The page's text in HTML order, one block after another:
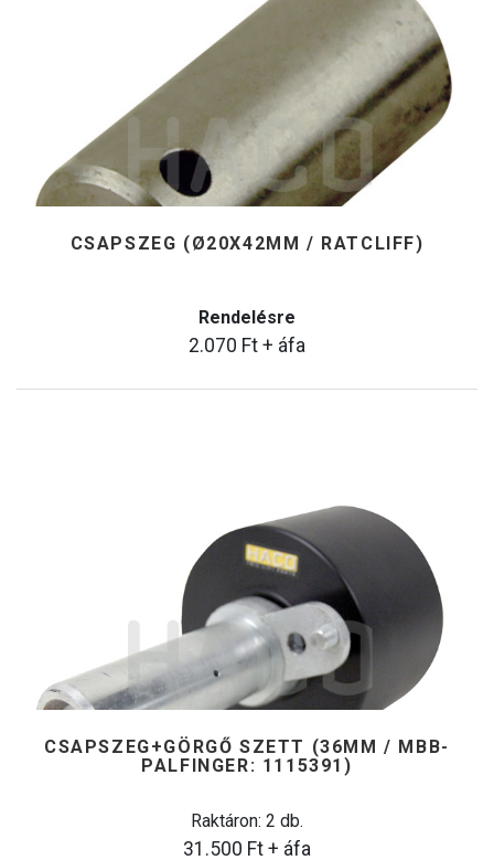
CSAPSZEG (Ø20X42MM / RATCLIFF)
Rendelésre
2.070 Ft + áfa
CSAPSZEG+GÖRGŐ SZETT (36MM / MBB-
PALFINGER: 1115391)
Raktáron: 2 db.
31.500 Ft + áfa